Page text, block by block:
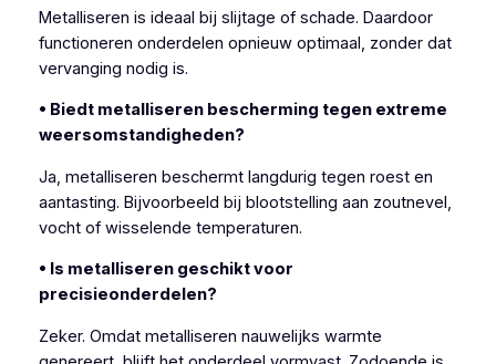
Metalliseren is ideaal bij slijtage of schade. Daardoor
functioneren onderdelen opnieuw optimaal, zonder dat
vervanging nodig is.
• Biedt metalliseren bescherming tegen extreme
weersomstandigheden?
Ja, metalliseren beschermt langdurig tegen roest en
aantasting. Bijvoorbeeld bij blootstelling aan zoutnevel,
vocht of wisselende temperaturen.
• Is metalliseren geschikt voor
precisieonderdelen?
Zeker. Omdat metalliseren nauwelijks warmte